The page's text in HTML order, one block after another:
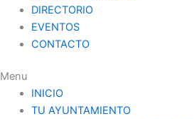
DIRECTORIO
EVENTOS
CONTACTO
Menu
INICIO
TU AYUNTAMIENTO